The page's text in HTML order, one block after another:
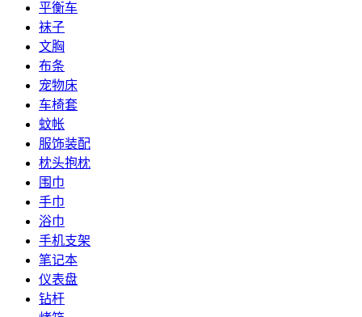
平衡车
袜子
文胸
布条
宠物床
车椅套
蚊帐
服饰装配
枕头抱枕
围巾
手巾
浴巾
手机支架
笔记本
仪表盘
钻杆